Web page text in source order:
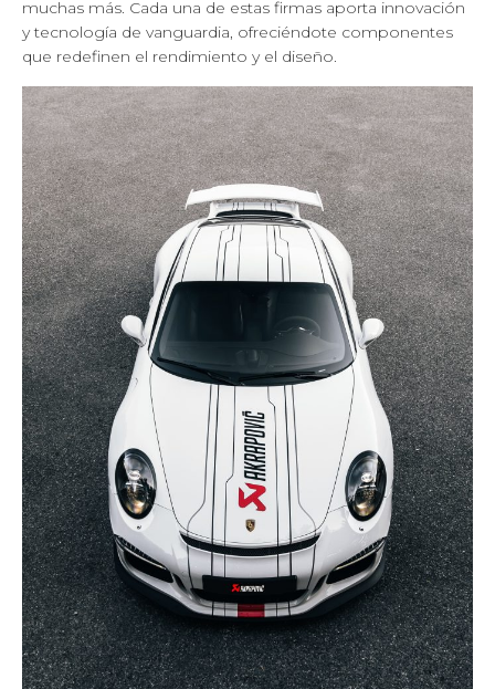
muchas más. Cada una de estas firmas aporta innovación
y tecnología de vanguardia, ofreciéndote componentes
que redefinen el rendimiento y el diseño.